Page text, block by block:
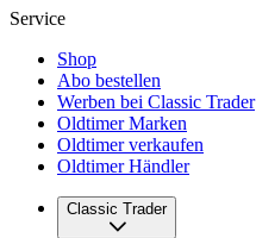
Service
Shop
Abo bestellen
Werben bei Classic Trader
Oldtimer Marken
Oldtimer verkaufen
Oldtimer Händler
Classic Trader